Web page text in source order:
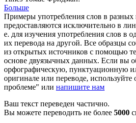
Больше
Примеры употребления слов в разных
предоставляются исключительно в
е. для изучения употребления слов в
их перевода на другой. Все образцы
из открытых источников с помощью
основе двуязычных данных. Если вы
орфографическую, пунктуационную
оригинале или переводе,
проблеме" или напишите нам
Ваш текст переведен частично.
Вы можете переводить не более 5000